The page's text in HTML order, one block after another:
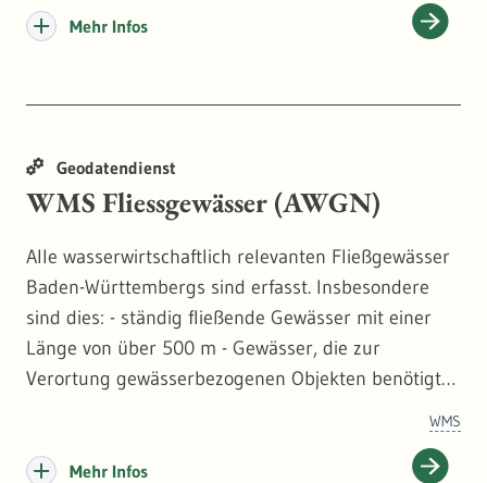
Mehr Infos
Geodatendienst
WMS Fliessgewässer (AWGN)
Alle wasserwirtschaftlich relevanten Fließgewässer
Baden-Württembergs sind erfasst. Insbesondere
sind dies: - ständig fließende Gewässer mit einer
Länge von über 500 m - Gewässer, die zur
Verortung gewässerbezogenen Objekten benötigt
1:10000 INSPIRE-Thema: Gewässernetz
WMS
Mehr Infos